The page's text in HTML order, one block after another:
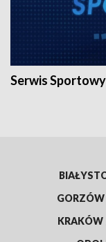
Serwis Sportowy
KRAKÓW